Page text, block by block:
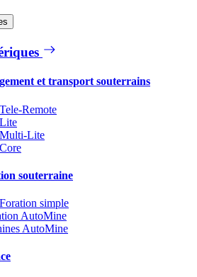
et transport souterrains
Remote
Lite
souterraine
simple
AutoMine
AutoMine